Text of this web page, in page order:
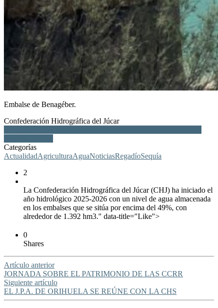
Embalse de Benagéber.
Confederación Hidrográfica del Júcar
Categorías
ActualidadAgriculturaAguaNoticiasRegadíoSequía
2
La Confederación Hidrográfica del Júcar (CHJ) ha iniciado el
año hidrológico 2025-2026 con un nivel de agua almacenada
en los embalses que se sitúa por encima del 49%, con
alrededor de 1.392 hm3." data-title="Like">
0
Shares
Artículo anterior
JORNADA SOBRE EL PATRIMONIO DE LAS CCRR
Siguiente artículo
EL J.P.A. DE ORIHUELA SE REÚNE CON LA CHS